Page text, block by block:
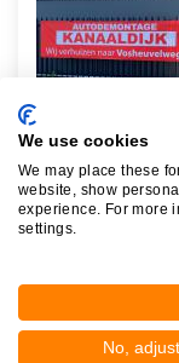
We use cookies
We may place these
website, show
experience. For more
settings.
No, adjust